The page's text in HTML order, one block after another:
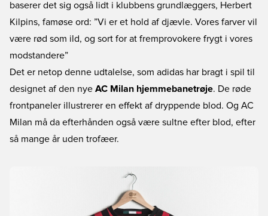
baserer det sig også lidt i klubbens grundlæggers, Herbert
Kilpins, famøse ord: ”Vi er et hold af djævle. Vores farver vil
være rød som ild, og sort for at fremprovokere frygt i vores
modstandere”
Det er netop denne udtalelse, som adidas har bragt i spil til
designet af den nye AC Milan hjemmebanetrøje. De røde
frontpaneler illustrerer en effekt af dryppende blod. Og AC
Milan må da efterhånden også være sultne efter blod, efter
så mange år uden trofæer.